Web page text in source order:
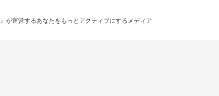
』が運営するあなたをもっとアクティブにするメディア